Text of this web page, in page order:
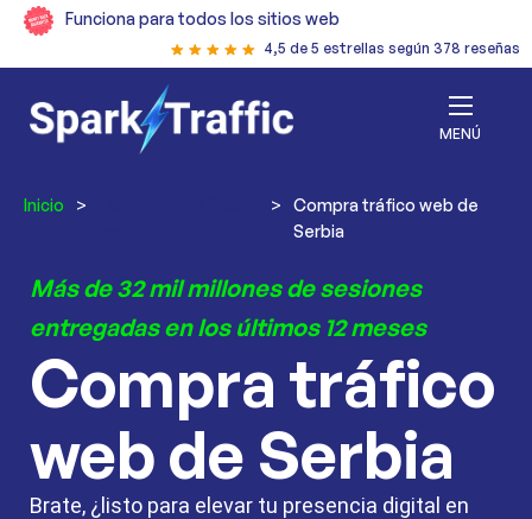
Funciona para todos los sitios web
4,5 de 5 estrellas según 378 reseñas
MENÚ
Inicio > >
Compra tráfico web de
Serbia
Más de 32 mil millones de sesiones
entregadas en los últimos 12 meses
Compra tráfico
web de Serbia
Brate, ¿listo para elevar tu presencia digital en